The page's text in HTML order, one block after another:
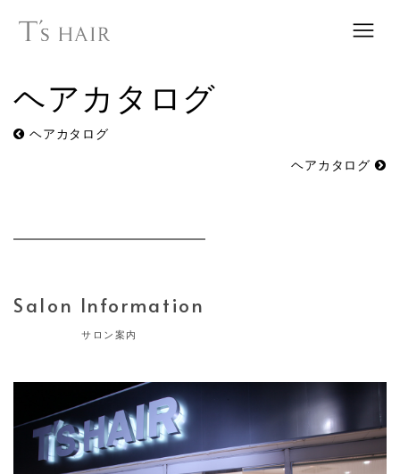
ヘアカタログ
ヘアカタログ
ヘアカタログ
Salon Information
サロン案内